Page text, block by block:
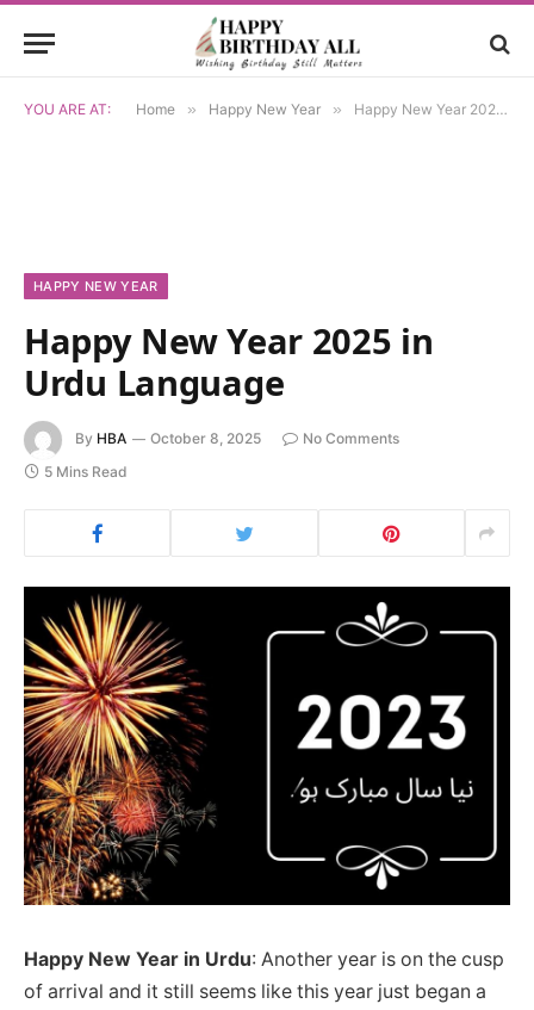
YOU ARE AT: Home » Happy New Year » Happy New Year 2025 in Urdu Language
HAPPY NEW YEAR
Happy New Year 2025 in
Urdu Language
By HBA October 8, 2025
No Comments
5 Mins Read
Happy New Year in Urdu: Another year is on the cusp
of arrival and it still seems like this year just began a